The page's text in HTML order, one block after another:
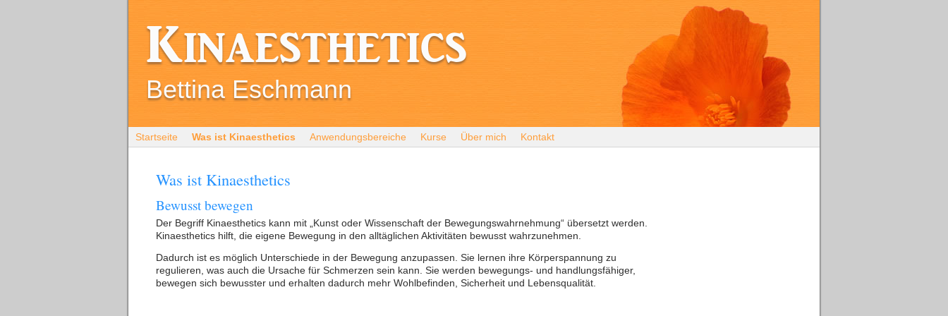
Kinaesthetics
Bettina Eschmann
Startseite Was ist Kinaesthetics Anwendungsbereiche Kurse Über mich Kontakt
Was ist Kinaesthetics
Bewusst bewegen
Der Begriff Kinaesthetics kann mit „ Kunst oder Wissenschaft der Bewegungswahrnehmung“ übersetzt werden.
Kinaesthetics hilft, die eigene Bewegung in den alltäglichen Aktivitäten bewusst wahrzunehmen.
Dadurch ist es möglich Unterschiede in der Bewegung anzupassen. Sie lernen ihre Körperspannung zu
regulieren, was auch die Ursache für Schmerzen sein kann. Sie werden bewegungs- und handlungsfähiger,
bewegen sich bewusster und erhalten dadurch mehr Wohlbefinden, Sicherheit und Lebensqualität.